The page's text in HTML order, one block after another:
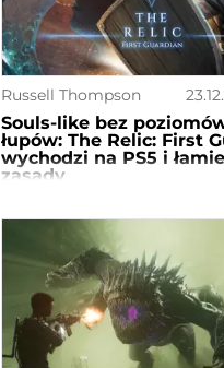
Russell Thompson
Souls-like bez
łupów: The Relic: First
wychodzi na PS5 i
zasady